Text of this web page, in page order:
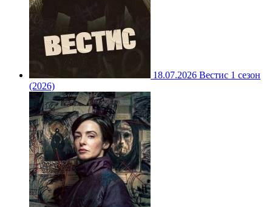
18.07.2026 Вестис 1 сезон
(2026)